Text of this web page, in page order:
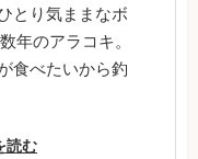
とり気ままなボ
年のアラコキ。
食べたいから釣
読む